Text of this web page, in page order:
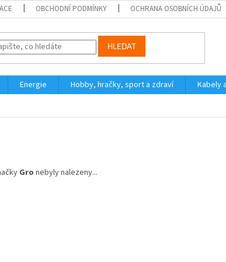
OBCHODNÍ PODMÍNKY OCHRANA OSOBNÍCH ÚDAJŮ
HLEDAT
Energie Hobby, hračky, sport a zdraví Kabely
Gro nebyly nalezeny...